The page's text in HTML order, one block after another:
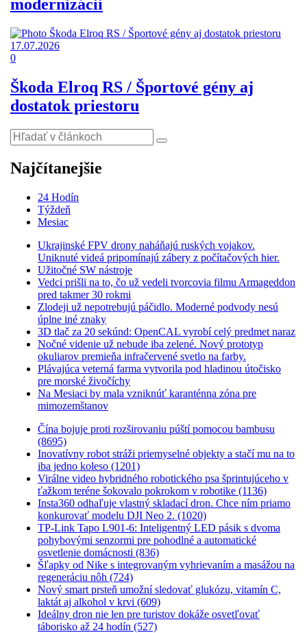
modernizácii
17.07.2026
0
Škoda Elroq RS / Športové gény aj
dostatok priestoru
Najčítanejšie
24 Hodín
Týždeň
Mesiac
Ukrajinské FPV drony naháňajú ruských vojakov.
Uniknuté videá pripomínajú zábery z počítačových hier.
Užitočné SW nástroje
Vedci prišli na to, čo už vedeli tvorcovia filmu Armageddon
pred takmer 30 rokmi
Zlodeji už nepotrebujú páčidlo. Moderné podvody nesú
úplne iné znaky
3D tlač za 20 sekúnd: OpenCAL vyrobí celý predmet naraz
Nočné videnie už nebude iba zelené. Nový prototyp
okuliarov premieňa infračervené svetlo na farby.
Plávajúca veterná farma vytvorila pod hladinou útočisko
pre morské živočíchy
Na Mesiaci by mala vzniknúť karanténna zóna pre
mimozemštanov
Čína bojuje proti rozširovaniu púští pomocou bambusu
(8695)
Inovatívny robot stráži priemyselné objekty a stačí mu na to
iba jedno koleso (1201)
Virálne video hybridného robotického psa šprintujúceho v
ťažkom teréne šokovalo pokrokom v robotike (1136)
Insta360 odhaľuje vlastný skladací dron. Chce ním priamo
konkurovať modelu DJI Neo 2. (1020)
TP-Link Tapo L901-6: Inteligentný LED pásik s dvoma
pohybovými senzormi pre pohodlné a automatické
osvetlenie domácnosti (836)
Šľapky od Nike s integrovaným vyhrievaním a masážou na
regeneráciu nôh (724)
Nový smart prsteň umožní sledovať glukózu, vitamín C,
laktát aj alkohol v krvi (609)
Ideálny dron nie len pre turistov dokáže osvetľovať
táborisko až 24 hodín (527)